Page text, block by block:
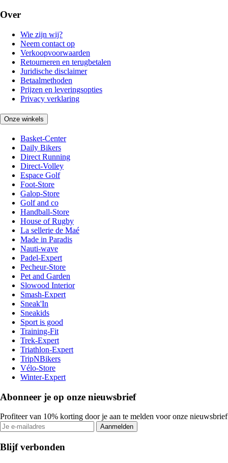
Over
Wie zijn wij?
Neem contact op
Verkoopvoorwaarden
Retourneren en terugbetalen
Juridische disclaimer
Betaalmethoden
Prijzen en leveringsopties
Privacy verklaring
Onze winkels
Basket-Center
Daily Bikers
Direct Running
Direct-Volley
Espace Golf
Foot-Store
Galop-Store
Golf and co
Handball-Store
House of Rugby
La sellerie de Maé
Made in Paradis
Nauti-wave
Padel-Expert
Pecheur-Store
Pet and Garden
Slowood Interior
Smash-Expert
Sneak'In
Sneakids
Sport is good
Training-Fit
Trek-Expert
Triathlon-Expert
TripNBikers
Vélo-Store
Winter-Expert
Abonneer je op onze nieuwsbrief
Profiteer van 10% korting door je aan te melden voor onze nieuwsbrief
Aanmelden
Blijf verbonden